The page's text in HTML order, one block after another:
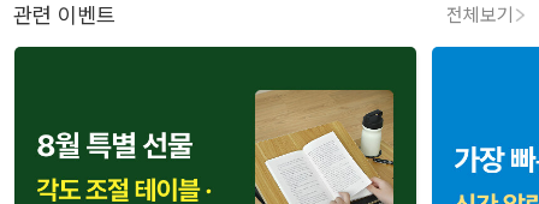
관련 이벤트 전체보기